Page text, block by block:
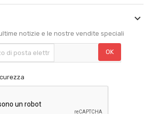

notizie e le nostre vendite speciali